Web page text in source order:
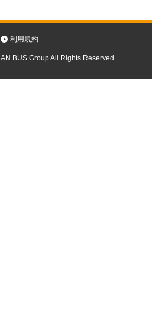
利用規約
BUS Group All Rights Reserved.